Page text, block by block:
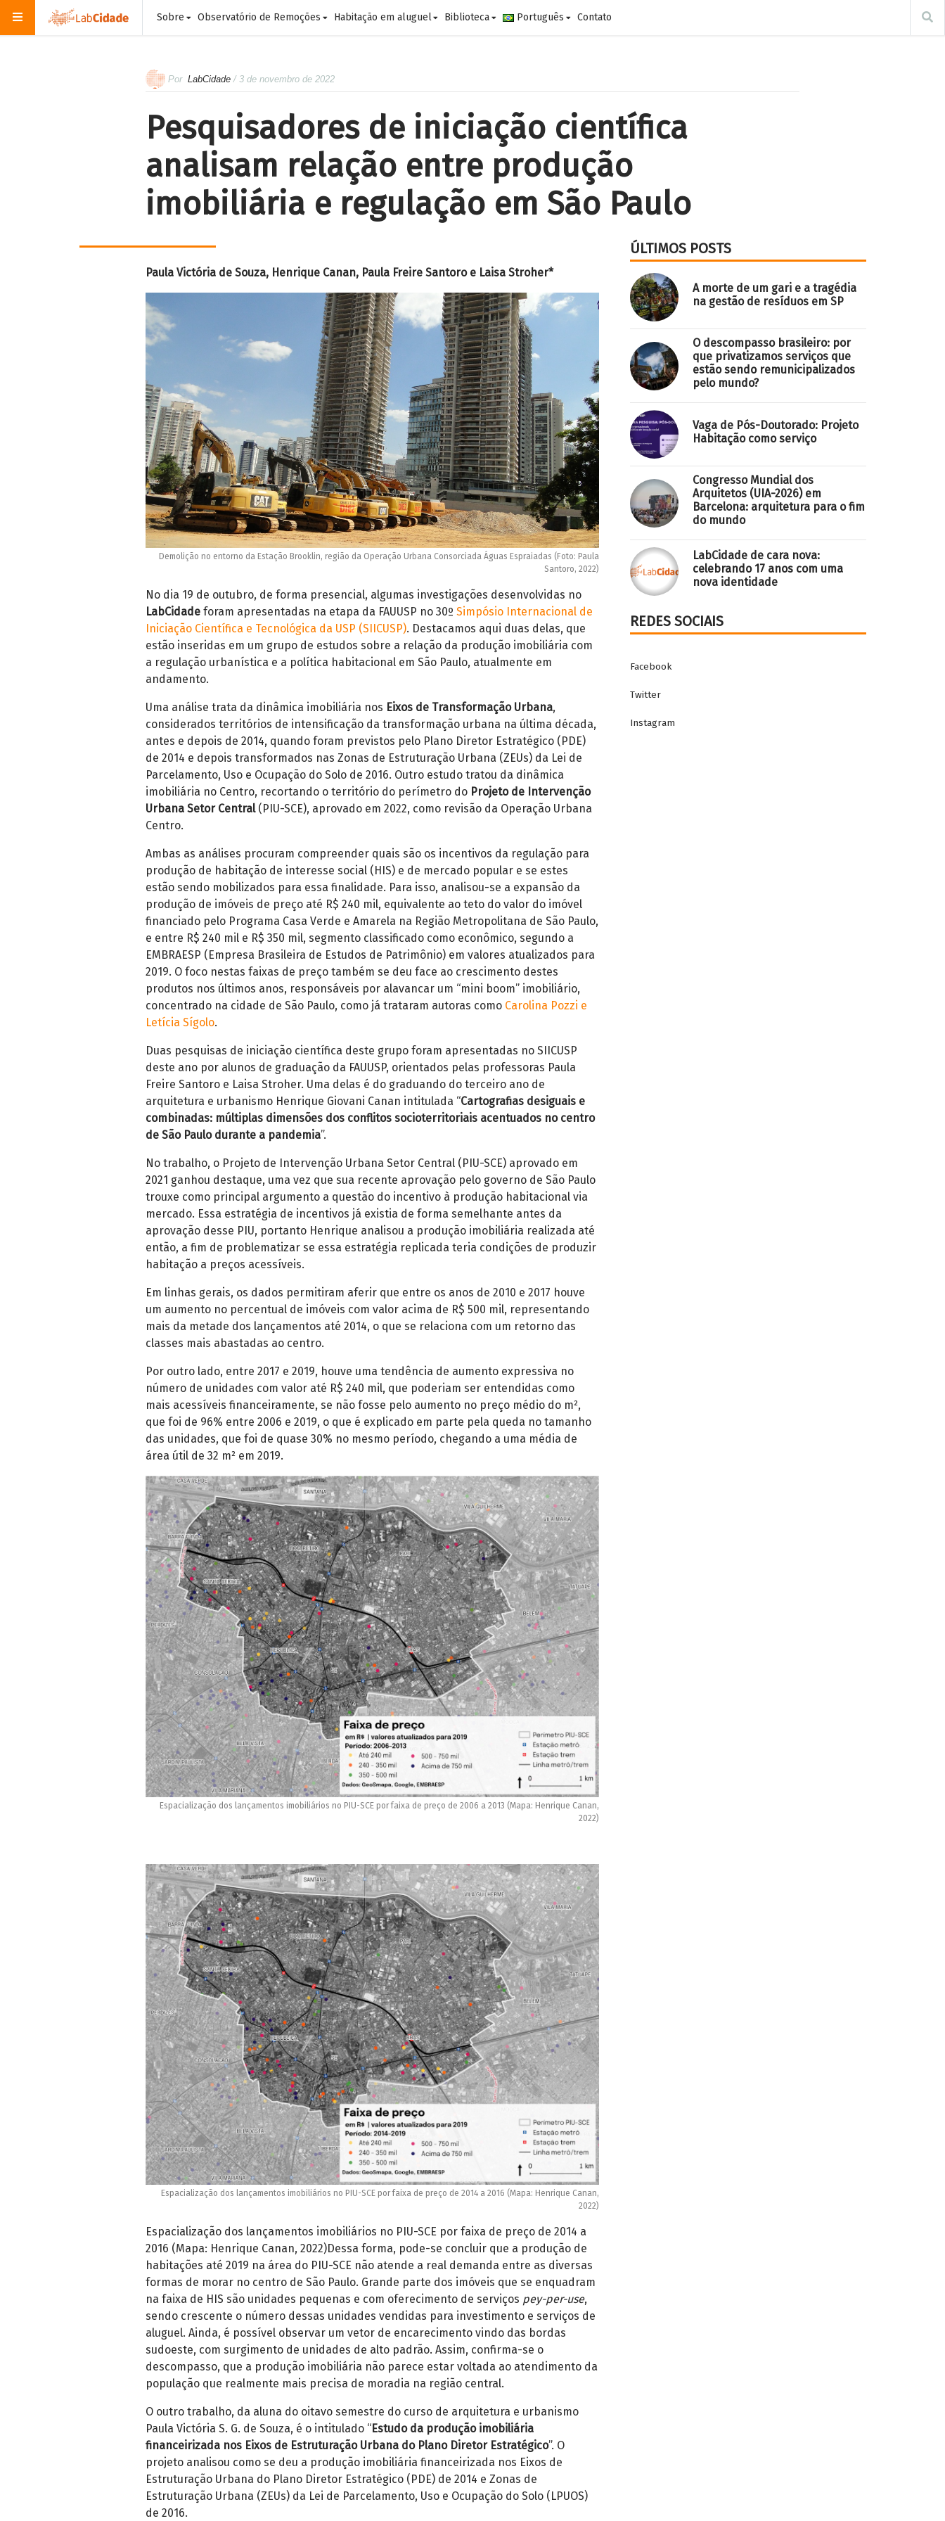
Sobre Observatório de Remoções Habitação em aluguel Biblioteca Português Contato
Por LabCidade / 3 de novembro de 2022
Pesquisadores de iniciação científica
analisam relação entre produção
imobiliária e regulação em São Paulo
Paula Victória de Souza, Henrique Canan, Paula Freire Santoro e Laisa Stroher*
Demolição no entorno da Estação Brooklin, região da Operação Urbana Consorciada Águas Espraiadas (Foto: Paula
Santoro, 2022)
No dia 19 de outubro, de forma presencial, algumas investigações desenvolvidas no
LabCidade foram apresentadas na etapa da FAUUSP no 30º Simpósio Internacional de
Iniciação Científica e Tecnológica da USP (SIICUSP). Destacamos aqui duas delas, que
estão inseridas em um grupo de estudos sobre a relação da produção imobiliária com
a regulação urbanística e a política habitacional em São Paulo, atualmente em
andamento.
Uma análise trata da dinâmica imobiliária nos Eixos de Transformação Urbana,
considerados territórios de intensificação da transformação urbana na última década,
antes e depois de 2014, quando foram previstos pelo Plano Diretor Estratégico (PDE)
de 2014 e depois transformados nas Zonas de Estruturação Urbana (ZEUs) da Lei de
Parcelamento, Uso e Ocupação do Solo de 2016. Outro estudo tratou da dinâmica
imobiliária no Centro, recortando o território do perímetro do Projeto de Intervenção
Urbana Setor Central(PIU-SCE), aprovado em 2022, como revisão da Operação Urbana
Centro.
Ambas as análises procuram compreender quais são os incentivos da regulação para
produção de habitação de interesse social (HIS) e de mercado popular e se estes
estão sendo mobilizados para essa finalidade. Para isso, analisou-se a expansão da
produção de imóveis de preço até R$ 240 mil, equivalente ao teto do valor do imóvel
financiado pelo Programa Casa Verde e Amarela na Região Metropolitana de São Paulo,
e entre R$ 240 mil e R$ 350 mil, segmento classificado como econômico, segundo a
EMBRAESP (Empresa Brasileira de Estudos de Patrimônio) em valores atualizados para
2019. O foco nestas faixas de preço também se deu face ao crescimento destes
produtos nos últimos anos, responsáveis por alavancar um “mini boom” imobiliário,
concentrado na cidade de São Paulo, como já trataram autoras como Carolina Pozzi e
Letícia Sígolo.
Duas pesquisas de iniciação científica deste grupo foram apresentadas no SIICUSP
deste ano por alunos de graduação da FAUUSP, orientados pelas professoras Paula
Freire Santoro e Laisa Stroher. Uma delas é do graduando do terceiro ano de
arquitetura e urbanismo Henrique Giovani Canan intitulada “Cartografias desiguais e
combinadas: múltiplas dimensões dos conflitos socioterritoriais acentuados no centro
de São Paulo durante a pandemia”.
No trabalho, o Projeto de Intervenção Urbana Setor Central (PIU-SCE) aprovado em
2021 ganhou destaque, uma vez que sua recente aprovação pelo governo de São Paulo
trouxe como principal argumento a questão do incentivo à produção habitacional via
mercado. Essa estratégia de incentivos já existia de forma semelhante antes da
aprovação desse PIU, portanto Henrique analisou a produção imobiliária realizada até
então, a fim de problematizar se essa estratégia replicada teria condições de produzir
habitação a preços acessíveis.
Em linhas gerais, os dados permitiram aferir que entre os anos de 2010 e 2017 houve
um aumento no percentual de imóveis com valor acima de R$ 500 mil, representando
mais da metade dos lançamentos até 2014, o que se relaciona com um retorno das
classes mais abastadas ao centro.
Por outro lado, entre 2017 e 2019, houve uma tendência de aumento expressiva no
número de unidades com valor até R$ 240 mil, que poderiam ser entendidas como
mais acessíveis financeiramente, se não fosse pelo aumento no preço médio do m²,
que foi de 96% entre 2006 e 2019, o que é explicado em parte pela queda no tamanho
das unidades, que foi de quase 30% no mesmo período, chegando a uma média de
área útil de 32 m² em 2019.
Espacialização dos lançamentos imobiliários no PIU-SCE por faixa de preço de 2006 a 2013 (Mapa: Henrique Canan,
2022)
Espacialização dos lançamentos imobiliários no PIU-SCE por faixa de preço de 2014 a 2016 (Mapa: Henrique Canan,
2022)
Espacialização dos lançamentos imobiliários no PIU-SCE por faixa de preço de 2014 a
2016 (Mapa: Henrique Canan, 2022)Dessa forma, pode-se concluir que a produção de
habitações até 2019 na área do PIU-SCE não atende a real demanda entre as diversas
formas de morar no centro de São Paulo. Grande parte dos imóveis que se enquadram
na faixa de HIS são unidades pequenas e com oferecimento de serviços pey-per-use,
sendo crescente o número dessas unidades vendidas para investimento e serviços de
aluguel. Ainda, é possível observar um vetor de encarecimento vindo das bordas
sudoeste, com surgimento de unidades de alto padrão. Assim, confirma-se o
descompasso, que a produção imobiliária não parece estar voltada ao atendimento da
população que realmente mais precisa de moradia na região central.
O outro trabalho, da aluna do oitavo semestre do curso de arquitetura e urbanismo
Paula Victória S. G. de Souza, é o intitulado “Estudo da produção imobiliária
financeirizada nos Eixos de Estruturação Urbana do Plano Diretor Estratégico”. O
projeto analisou como se deu a produção imobiliária financeirizada nos Eixos de
Estruturação Urbana do Plano Diretor Estratégico (PDE) de 2014 e Zonas de
Estruturação Urbana (ZEUs) da Lei de Parcelamento, Uso e Ocupação do Solo (LPUOS)
de 2016.
ÚLTIMOS POSTS
A morte de um gari e a tragédia
na gestão de resíduos em SP
O descompasso brasileiro: por
que privatizamos serviços que
estão sendo remunicipalizados
pelo mundo?
Vaga de Pós-Doutorado: Projeto
Habitação como serviço
Congresso Mundial dos
Arquitetos (UIA-2026) em
Barcelona: arquitetura para o fim
do mundo
LabCidade de cara nova:
celebrando 17 anos com uma
nova identidade
REDES SOCIAIS
Facebook
Twitter
Instagram